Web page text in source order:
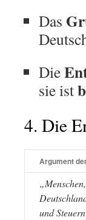
Das
Die
sie ist
4. Die
Argument
und